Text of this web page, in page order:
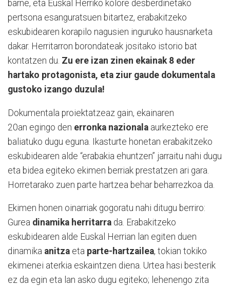
barne, eta Euskal Herriko kolore desberdinetako
pertsona esanguratsuen bitartez, erabakitzeko
eskubidearen korapilo nagusien inguruko hausnarketa
dakar. Herritarron borondateak jositako istorio bat
kontatzen du. Zu ere izan zinen ekainak 8 eder
hartako protagonista, eta ziur gaude dokumentala
gustoko izango duzula!
Dokumentala proiektatzeaz gain, ekainaren
20an egingo den erronka nazionala aurkezteko ere
baliatuko dugu eguna. Ikasturte honetan erabakitzeko
eskubidearen alde “erabakia ehuntzen” jarraitu nahi dugu
eta bidea egiteko ekimen berriak prestatzen ari gara.
Horretarako zuen parte hartzea behar beharrezkoa da.
Ekimen honen oinarriak gogoratu nahi ditugu berriro:
Gurea dinamika herritarra da. Erabakitzeko
eskubidearen alde Euskal Herrian lan egiten duen
dinamika anitza eta parte-hartzailea, tokian tokiko
ekimenei aterkia eskaintzen diena. Urtea hasi besterik
ez da egin eta lan asko dugu egiteko; lehenengo zita